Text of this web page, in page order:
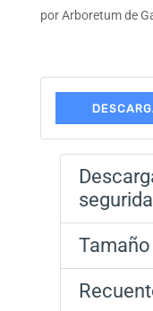
porArboretum de